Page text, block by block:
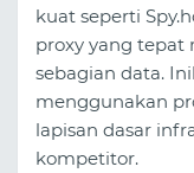
kuat seperti
proxy yang tepat
sebagian data.
menggunakan
lapisan dasar
kompetitor.